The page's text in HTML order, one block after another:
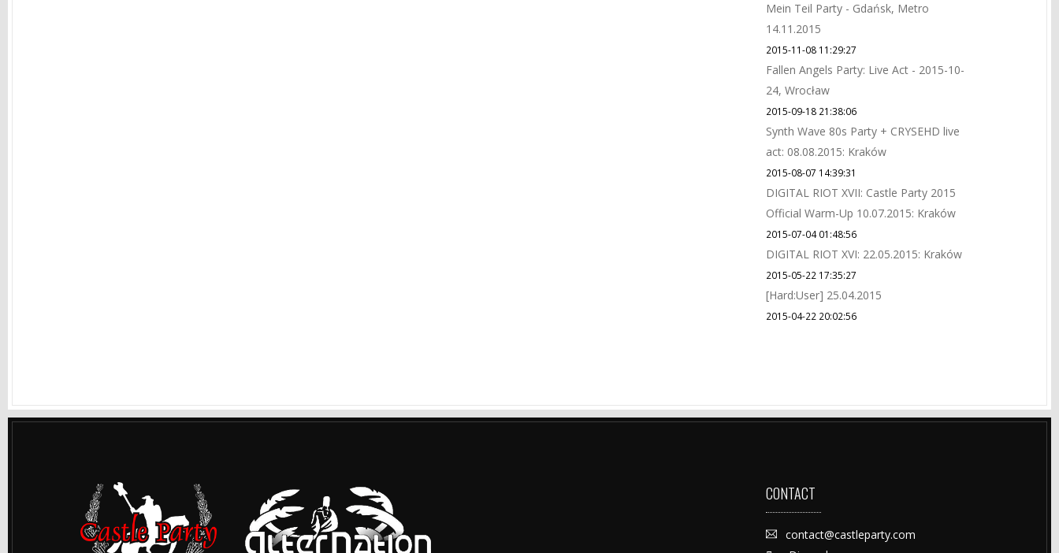
Mein Teil Party - Gdańsk, Metro
14.11.2015
2015-11-08 11:29:27
Fallen Angels Party: Live Act - 2015-10-
24, Wrocław
2015-09-18 21:38:06
Synth Wave 80s Party + CRYSEHD live
act: 08.08.2015: Kraków
2015-08-07 14:39:31
DIGITAL RIOT XVII: Castle Party 2015
Official Warm-Up 10.07.2015: Kraków
2015-07-04 01:48:56
DIGITAL RIOT XVI: 22.05.2015: Kraków
2015-05-22 17:35:27
[Hard:User] 25.04.2015
2015-04-22 20:02:56
CONTACT
contact@castleparty.com